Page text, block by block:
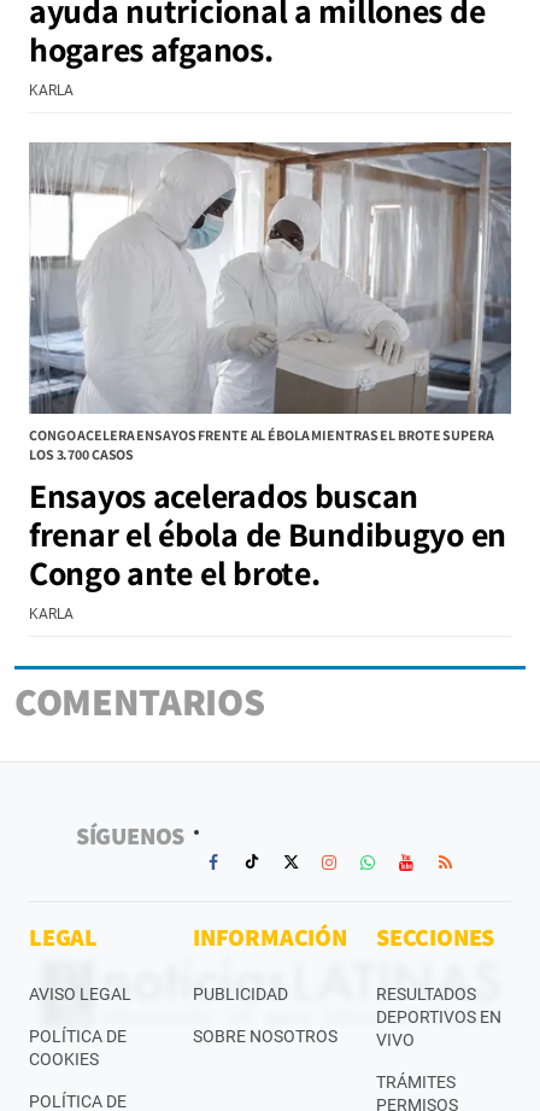
ayuda nutricional a millones de
hogares afganos.
KARLA
CONGO ACELERA ENSAYOS FRENTE AL ÉBOLA MIENTRAS EL BROTE SUPERA
LOS 3.700 CASOS
Ensayos acelerados buscan
frenar el ébola de Bundibugyo en
Congo ante el brote.
KARLA
COMENTARIOS
SÍGUENOS
LEGAL
AVISO LEGAL
POLÍTICA DE
COOKIES
POLÍTICA DE
INFORMACIÓN
PUBLICIDAD
SOBRE NOSOTROS
SECCIONES
RESULTADOS
DEPORTIVOS EN
VIVO
TRÁMITES
PERMISOS